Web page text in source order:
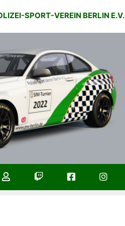
SPORT-VEREIN BERLIN E.V.